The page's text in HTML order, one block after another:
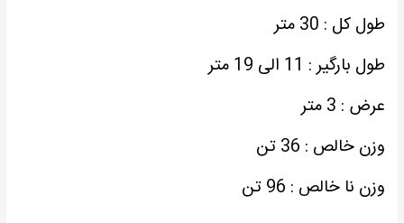
کل : 30 متر
بارگیر : 11 الی 19 متر
: 3 متر
خالص : 36 تن
نا خالص : 96 تن